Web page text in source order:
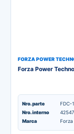
FORZA POWER
Forza Power
Nro. parte
FDC-
Nro. interno
Marca
Forza